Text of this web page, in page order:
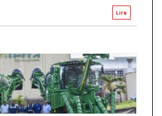
Lire